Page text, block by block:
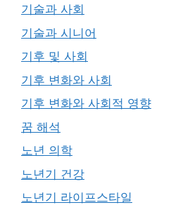
기술과 사회
기술과 시니어
기후 및 사회
기후 변화와 사회
기후 변화와 사회적 영향
꿈 해석
노년 의학
노년기 건강
노년기 라이프스타일